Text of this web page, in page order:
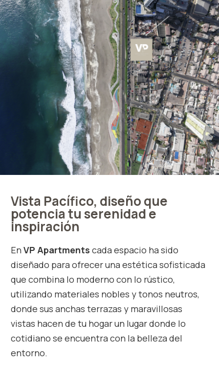
Vista Pacífico, diseño que
potencia tu serenidad e
inspiración
EnVP Apartments cada espacio ha sido
diseñado para ofrecer una estética sofisticada
que combina lo moderno con lo rústico,
utilizando materiales nobles y tonos neutros,
donde sus anchas terrazas y maravillosas
vistas hacen de tu hogar un lugar donde lo
cotidiano se encuentra con la belleza del
entorno.